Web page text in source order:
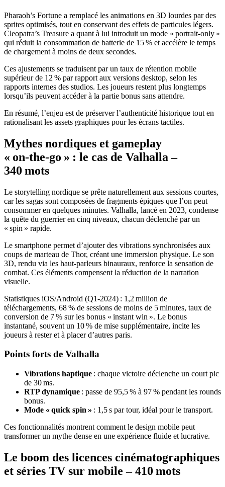
Pharaoh’s Fortune a remplacé les animations en 3D lourdes par des
sprites optimisés, tout en conservant des effets de particules légers.
Cleopatra’s Treasure a quant à lui introduit un mode « portrait‑only »
qui réduit la consommation de batterie de 15 % et accélère le temps
de chargement à moins de deux secondes.
Ces ajustements se traduisent par un taux de rétention mobile
supérieur de 12 % par rapport aux versions desktop, selon les
rapports internes des studios. Les joueurs restent plus longtemps
lorsqu’ils peuvent accéder à la partie bonus sans attendre.
En résumé, l’enjeu est de préserver l’authenticité historique tout en
rationalisant les assets graphiques pour les écrans tactiles.
Mythes nordiques et gameplay
« on‑the‑go » : le cas de Valhalla –
340 mots
Le storytelling nordique se prête naturellement aux sessions courtes,
car les sagas sont composées de fragments épiques que l’on peut
consommer en quelques minutes. Valhalla, lancé en 2023, condense
la quête du guerrier en cinq niveaux, chacun déclenché par un
« spin » rapide.
Le smartphone permet d’ajouter des vibrations synchronisées aux
coups de marteau de Thor, créant une immersion physique. Le son
3D, rendu via les haut‑parleurs binauraux, renforce la sensation de
combat. Ces éléments compensent la réduction de la narration
visuelle.
Statistiques iOS/Android (Q1‑2024) : 1,2 million de
téléchargements, 68 % de sessions de moins de 5 minutes, taux de
conversion de 7 % sur les bonus « instant win ». Le bonus
instantané, souvent un 10 % de mise supplémentaire, incite les
joueurs à rester et à placer d’autres paris.
Points forts de Valhalla
Vibrations haptique : chaque victoire déclenche un court pic
de 30 ms.
RTP dynamique : passe de 95,5 % à 97 % pendant les rounds
bonus.
Mode « quick spin » : 1,5 s par tour, idéal pour le transport.
Ces fonctionnalités montrent comment le design mobile peut
transformer un mythe dense en une expérience fluide et lucrative.
Le boom des licences cinématographiques
et séries TV sur mobile – 410 mots